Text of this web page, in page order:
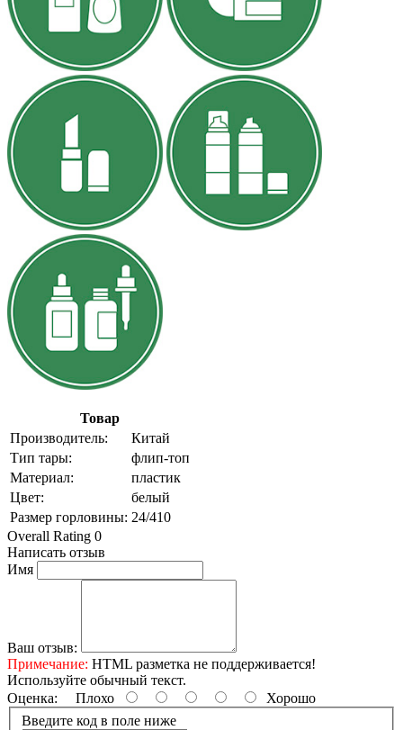
Товар
Производитель:
Китай
Тип тары:
флип-топ
Материал:
пластик
Цвет:
белый
Размер горловины: 24/410
Overall Rating 0
Написать отзыв
Имя
Ваш отзыв:
Примечание: HTML разметка не поддерживается!
Используйте обычный текст.
Оценка: Плохо
Хорошо
Введите код в поле ниже